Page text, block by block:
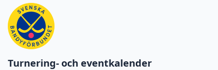
Turnering- och eventkalender